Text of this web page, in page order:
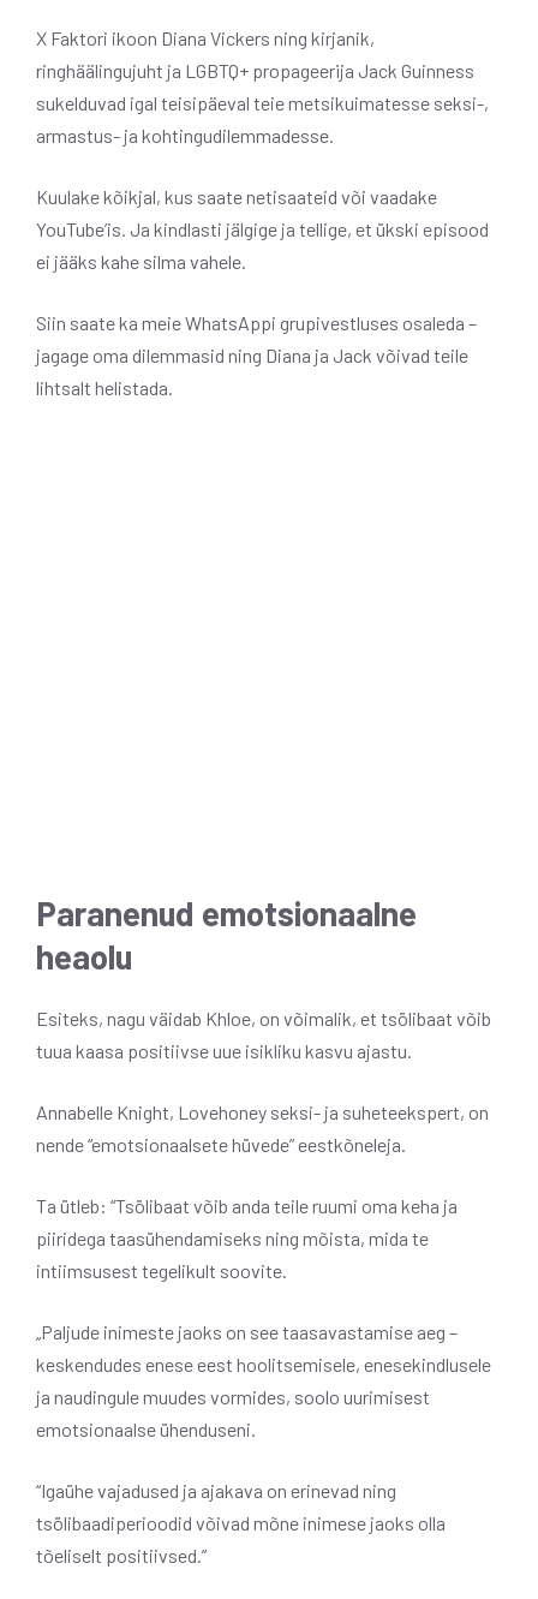
X Faktori ikoon Diana Vickers ning kirjanik,
ringhäälingujuht ja LGBTQ+ propageerija Jack Guinness
sukelduvad igal teisipäeval teie metsikuimatesse seksi-,
armastus- ja kohtingudilemmadesse.
Kuulake kõikjal, kus saate netisaateid või vaadake
YouTube’is. Ja kindlasti jälgige ja tellige, et ükski episood
ei jääks kahe silma vahele.
Siin saate ka meie WhatsAppi grupivestluses osaleda –
jagage oma dilemmasid ning Diana ja Jack võivad teile
lihtsalt helistada.
Paranenud emotsionaalne
heaolu
Esiteks, nagu väidab Khloe, on võimalik, et tsölibaat võib
tuua kaasa positiivse uue isikliku kasvu ajastu.
Annabelle Knight, Lovehoney seksi- ja suheteekspert, on
nende “emotsionaalsete hüvede” eestkõneleja.
Ta ütleb: “Tsölibaat võib anda teile ruumi oma keha ja
piiridega taasühendamiseks ning mõista, mida te
intiimsusest tegelikult soovite.
„Paljude inimeste jaoks on see taasavastamise aeg –
keskendudes enese eest hoolitsemisele, enesekindlusele
ja naudingule muudes vormides, soolo uurimisest
emotsionaalse ühenduseni.
“Igaühe vajadused ja ajakava on erinevad ning
tsölibaadiperioodid võivad mõne inimese jaoks olla
tõeliselt positiivsed.”